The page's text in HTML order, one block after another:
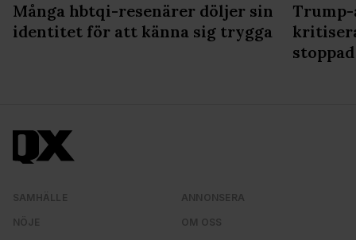
Många hbtqi-resenärer döljer sin
identitet för att känna sig trygga
SAMHÄLLE
NÖJE
ANNONSERA
OM OSS